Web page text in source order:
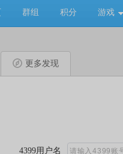
群组 积分 游戏
更多发现